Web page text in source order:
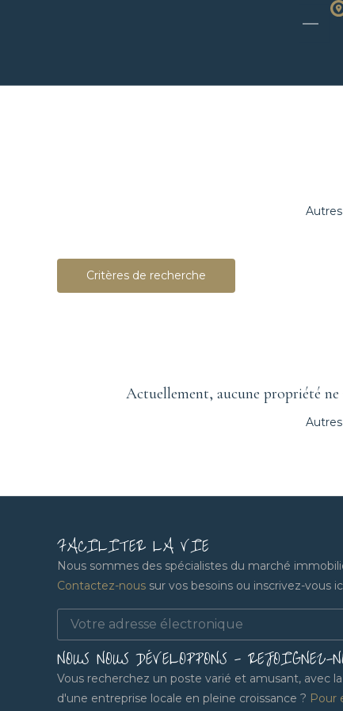
Critères de recherche
Actuellement, aucune propriété ne
FACILITER LA VIE
Nous sommes des spécialistes du marché
Contactez-nous sur vos besoins ou inscrivez-vous
NOUS NOUS DÉVELOPPONS - REJOIGNEZ-
Vous recherchez un poste varié et amusant, avec
d'une entreprise locale en pleine croissance ? Pour